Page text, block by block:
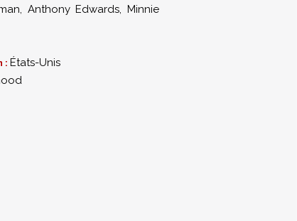
, Anthony Edwards,Minnie
: États-Unis